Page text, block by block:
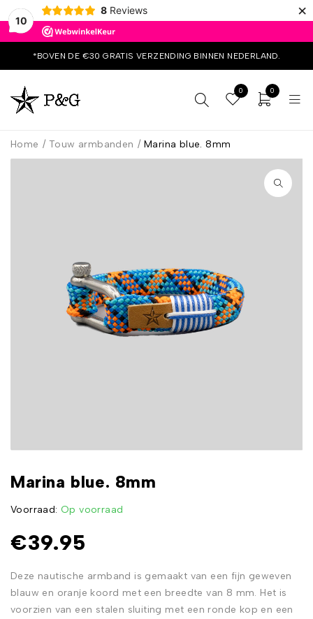
10
8 Reviews ×
*BOVEN DE €30 GRATIS VERZENDING BINNEN NEDERLAND.
0 0
Home / Touw armbanden / Marina blue. 8mm
Marina blue. 8mm
Voorraad: Op voorraad
€39.95
Deze nautische armband is gemaakt van een fijn geweven
blauw en oranje koord met een breedte van 8 mm. Het is
voorzien van een stalen sluiting met een ronde kop en een